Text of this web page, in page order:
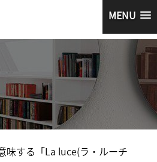
MENU
味する「La luce(ラ・ルーチ